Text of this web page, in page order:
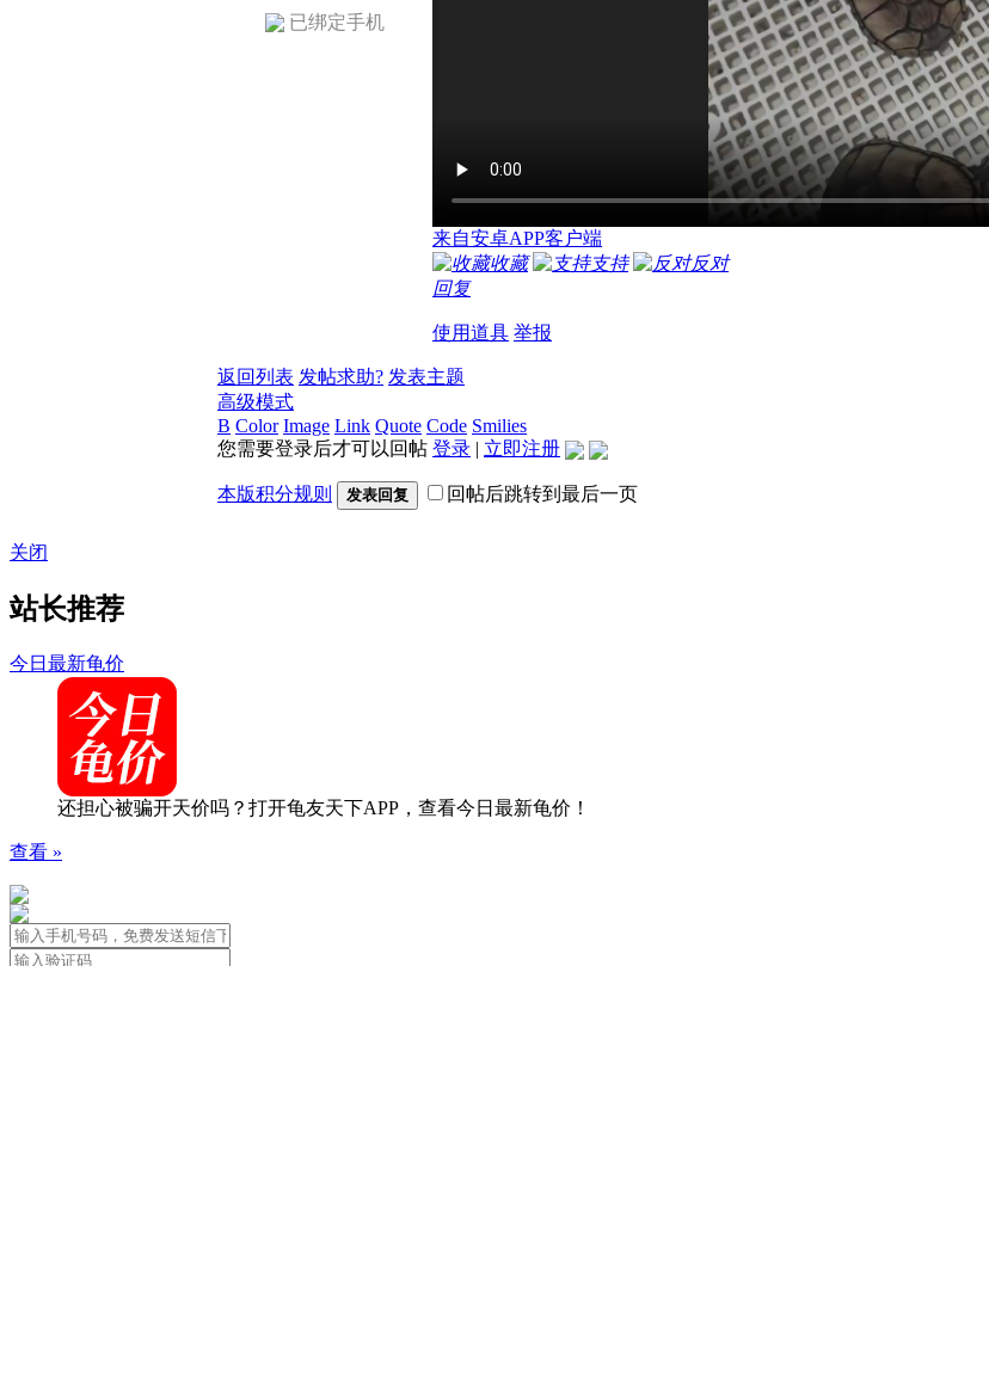
已绑定手机
来自安卓APP客户端
收藏
支持
反对
回复
使用道具 举报
返回列表 发帖求助? 发表主题
高级模式
B Color Image Link Quote Code Smilies
您需要登录后才可以回帖 登录 | 立即注册
本版积分规则 发表回复 回帖后跳转到最后一页
关闭
站长推荐
今日最新龟价
还担心被骗开天价吗？打开龟友天下APP，查看今日最新龟价！
查看 »